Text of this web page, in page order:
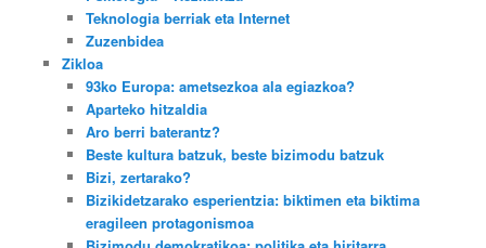
Teknologia berriak eta Internet
Zuzenbidea
Zikloa
93ko Europa: ametsezkoa ala egiazkoa?
Aparteko hitzaldia
Aro berri baterantz?
Beste kultura batzuk, beste bizimodu batzuk
Bizi, zertarako?
Bizikidetzarako esperientzia: biktimen eta biktima
eragileen protagonismoa